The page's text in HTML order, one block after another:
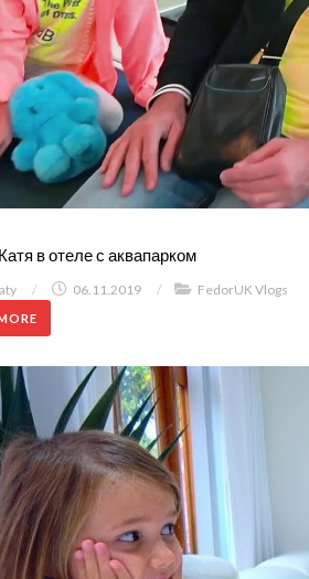
в отеле с аквапарком
/ 06.11.2019 / FedorUK Vlogs